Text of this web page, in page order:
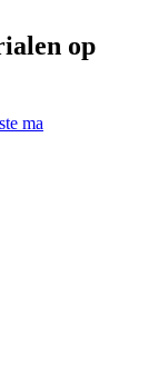
op
ma